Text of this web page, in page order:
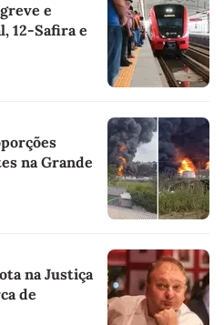
e
12-Safira e
na Grande
na Justiça
de